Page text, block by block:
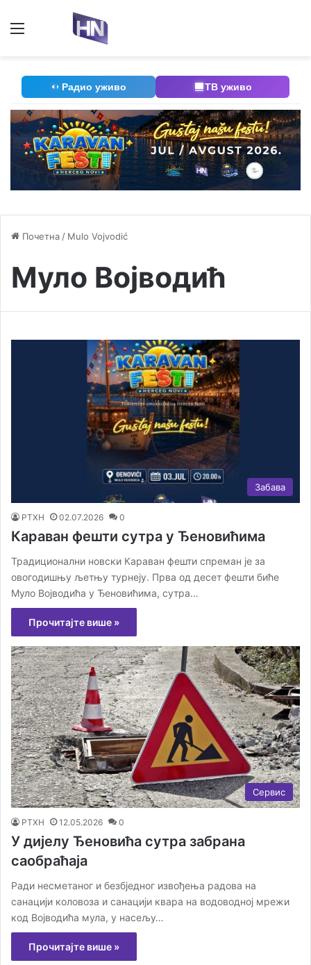
Радио уживо ТВ уживо
Почетна / Mulo Vojvodić
Муло Војводић
Забава
РТХН 02.07.2026 0
Караван фешти сутра у Ђеновићима
Традиционални новски Караван фешти спреман је за
овогодишњу љетњу турнеју. Прва од десет фешти биће
Муло Војводића у Ђеновићима, сутра…
Прочитајте више »
Сервис
РТХН 12.05.2026 0
У дијелу Ђеновића сутра забрана
саобраћаја
Ради несметаног и безбједног извођења радова на
санацији коловоза и санацији квара на водоводној мрежи
код Војводића мула, у насељу…
Прочитајте више »